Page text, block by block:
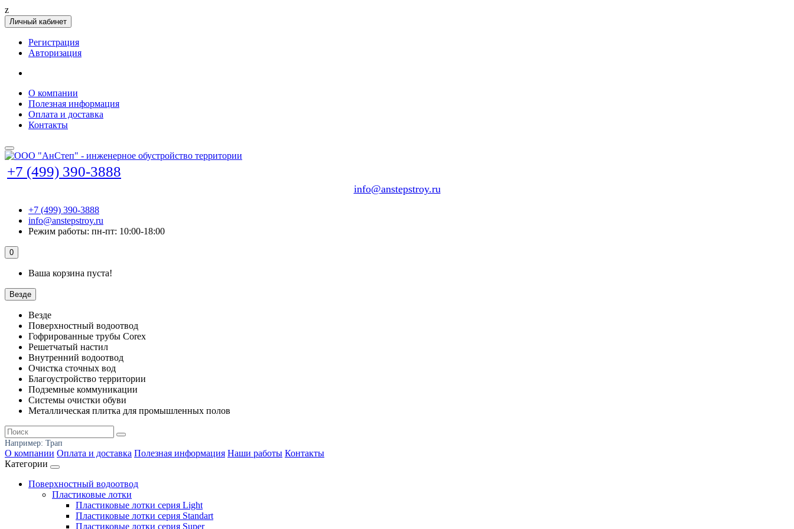
z
Личный кабинет
Регистрация
Авторизация
О компании
Полезная информация
Оплата и доставка
Контакты
+7 (499) 390-3888
info@anstepstroy.ru
+7 (499) 390-3888
info@anstepstroy.ru
Режим работы: пн-пт: 10:00-18:00
0
Ваша корзина пуста!
Везде
Везде
Поверхностный водоотвод
Гофрированные трубы Corex
Решетчатый настил
Внутренний водоотвод
Очистка сточных вод
Благоустройство территории
Подземные коммуникации
Системы очистки обуви
Металлическая плитка для промышленных полов
Например: Трап
О компании Оплата и доставка Полезная информация Наши работы Контакты
Категории
Поверхностный водоотвод
Пластиковые лотки
Пластиковые лотки серия Light
Пластиковые лотки серия Standart
Пластиковые лотки серия Super